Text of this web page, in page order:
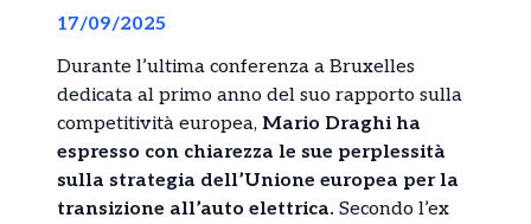
17/09/2025
Durante l’ultima conferenza a Bruxelles
dedicata al primo anno del suo rapporto sulla
competitività europea, Mario Draghi ha
espresso con chiarezza le sue perplessità
sulla strategia dell’Unione europea per la
transizione all’auto elettrica. Secondo l’ex